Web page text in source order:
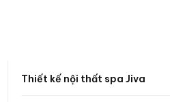
Thiết kế nội thất spa Jiva